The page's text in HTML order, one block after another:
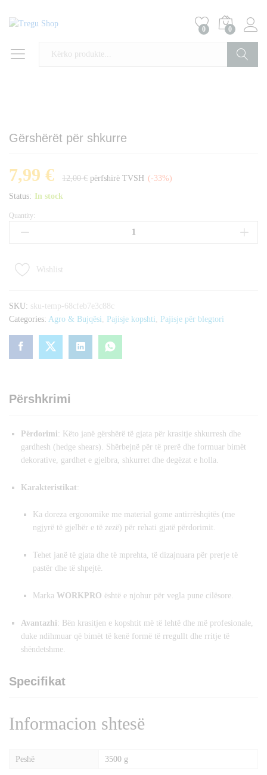
0 0
Gërshërët për shkurre
7,99 € 12,00€ përfshirë TVSH (-33%)
Status: In stock
Gërshërët
Quantity:
Wishlist
SKU: sku-temp-68cfeb7e3c88c
Categories: Agro & Bujqësi Pajisje kopshti Pajisje për blegtori
Përshkrimi
Përdorimi: Këto janë gërshërë të gjata për krasitje shkurresh dhe
gardhesh (hedge shears). Shërbejnë për të prerë dhe formuar bimët
dekorative, gardhet e gjelbra, shkurret dhe degëzat e holla.
Karakteristikat:
Ka doreza ergonomike me material gome antirrëshqitës (me
ngjyrë të gjelbër e të zezë) për rehati gjatë përdorimit.
Tehet janë të gjata dhe të mprehta, të dizajnuara për prerje të
pastër dhe të shpejtë.
Marka WORKPRO është e njohur për vegla pune cilësore.
Avantazhi: Bën krasitjen e kopshtit më të lehtë dhe më profesionale,
duke ndihmuar që bimët të kenë formë të rregullt dhe rritje të
shëndetshme.
Specifikat
Informacion shtesë
Peshë 3500 g